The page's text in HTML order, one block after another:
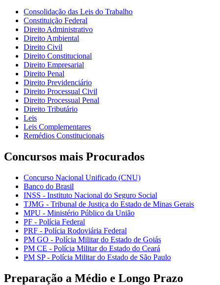
Consolidação das Leis do Trabalho
Constituição Federal
Direito Administrativo
Direito Ambiental
Direito Civil
Direito Constitucional
Direito Empresarial
Direito Penal
Direito Previdenciário
Direito Processual Civil
Direito Processual Penal
Direito Tributário
Leis
Leis Complementares
Remédios Constitucionais
Concursos mais Procurados
Concurso Nacional Unificado (CNU)
Banco do Brasil
INSS - Instituto Nacional do Seguro Social
TJMG - Tribunal de Justiça do Estado de Minas Gerais
MPU - Ministério Público da União
PF - Polícia Federal
PRF - Polícia Rodoviária Federal
PM GO - Polícia Militar do Estado de Goiás
PM CE - Polícia Militar do Estado do Ceará
PM SP - Polícia Militar do Estado de São Paulo
Preparação a Médio e Longo Prazo